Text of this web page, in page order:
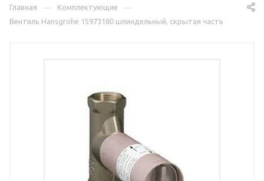
Главная — Комплектующие —
Вентиль Hansgrohe 15973180 шпиндельный, скрытая часть